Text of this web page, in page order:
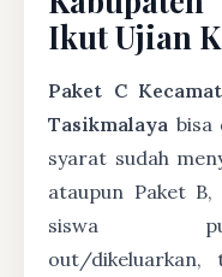
Ikut Ujian
Paket C
Tasikmalaya bisa
syarat sudah
ataupun Paket
siswa
out/